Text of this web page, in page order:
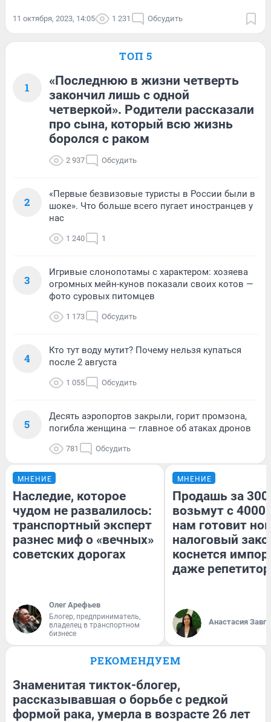
11 октября, 2023, 14:05 1 231 Обсудить
ТОП 5
1
«Последнюю в жизни четверть
закончил лишь с одной
четверкой». Родители рассказали
про сына, который всю жизнь
боролся с раком
2 937 Обсудить
2
«Первые безвизовые туристы в России были в
шоке». Что больше всего пугает иностранцев у
нас
1 240 1
3
Игривые слонопотамы с характером: хозяева
огромных мейн-кунов показали своих котов —
фото суровых питомцев
1 173 Обсудить
4
Кто тут воду мутит? Почему нельзя купаться
после 2 августа
1 055 Обсудить
5
Десять аэропортов закрыли, горит промзона,
погибла женщина — главное об атаках дронов
781 Обсудить
МНЕНИЕ
Наследие, которое
чудом не развалилось:
транспортный эксперт
разнес миф о «вечных»
советских дорогах
Олег Арефьев
Блогер, предприниматель,
владелец в транспортном
бизнесе
МНЕНИЕ
Продашь за
возьмут с
нам готовит
налоговый
коснется
даже
Анастасия
РЕКОМЕНДУЕМ
Знаменитая тикток-блогер,
рассказывавшая о борьбе с редкой
формой рака, умерла в возрасте 26 лет